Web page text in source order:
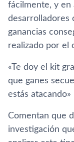
fácilmente, y en
desarrolladores
ganancias
realizado por el
«Te doy el kit
que ganes
estás atacando»
Comentan que
investigación